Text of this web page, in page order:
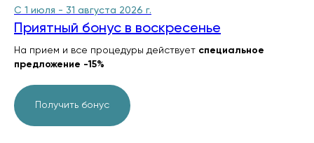
С 1 июля - 31 августа 2026 г.
Приятный бонус в воскресенье
На прием и все процедуры действует специальное
предложение -15%
Получить бонус